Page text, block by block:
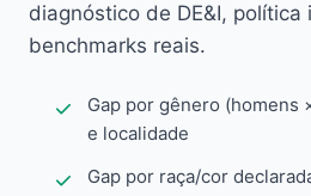
diagnóstico de DE&I, política
benchmarks reais.
Gap por gênero (homens
e localidade
Gap por raça/cor